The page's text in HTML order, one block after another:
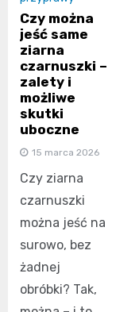
Czy można
jeść same
ziarna
czarnuszki –
zalety i
możliwe
skutki
uboczne
15 marca 2026
Czy ziarna
czarnuszki
można jeść na
surowo, bez
żadnej
obróbki? Tak,